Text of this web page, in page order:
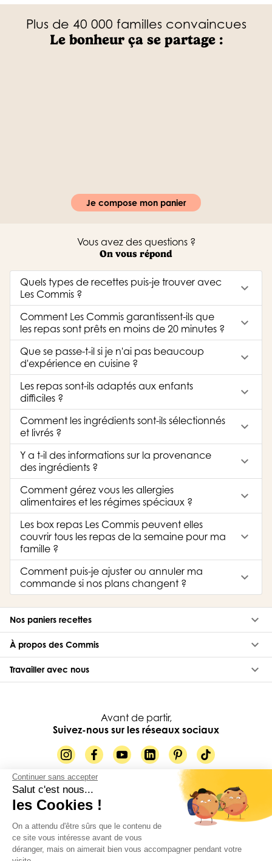
Continuer sans accepter
Salut c'est nous...
les Cookies !
On a attendu d'être sûrs que le contenu de
ce site vous intéresse avant de vous
déranger, mais on aimerait bien vous accompagner pendant votre
Plus de 40 000 familles convaincues
Le bonheur ça se partage :
Je compose mon panier
Vous avez des questions ?
On vous répond
Quels types de recettes puis-je trouver avec
Les Commis ?
keyboard_arrow_down
Comment Les Commis garantissent-ils que
les repas sont prêts en moins de 20 minutes ?
keyboard_arrow_down
Que se passe-t-il si je n'ai pas beaucoup
d'expérience en cuisine ?
keyboard_arrow_down
Les repas sont-ils adaptés aux enfants
difficiles ?
keyboard_arrow_down
Comment les ingrédients sont-ils sélectionnés
et livrés ?
keyboard_arrow_down
Y a t-il des informations sur la provenance
des ingrédients ?
keyboard_arrow_down
Comment gérez vous les allergies
alimentaires et les régimes spéciaux ?
keyboard_arrow_down
Les box repas Les Commis peuvent elles
couvrir tous les repas de la semaine pour ma
famille ?
keyboard_arrow_down
Comment puis-je ajuster ou annuler ma
commande si nos plans changent ?
keyboard_arrow_down
Nos paniers recettes keyboard_arrow_down
À propos des Commis keyboard_arrow_down
Travailler avec nous keyboard_arrow_down
Avant de partir,
Suivez-nous sur les réseaux sociaux
84-88 rue Paul Vaillant Couturier, 92230 Gennevilliers
Gestion des cookies
Politique de confidentialité